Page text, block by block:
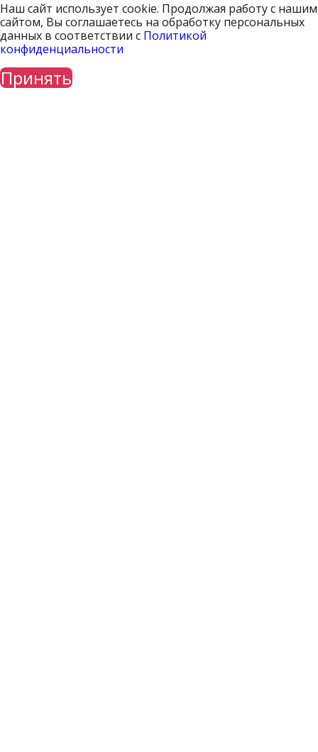
Наш сайт использует cookie. Продолжая работу с нашим
сайтом, Вы соглашаетесь на обработку персональных
данных в соответствии с Политикой
конфиденциальности
Принять